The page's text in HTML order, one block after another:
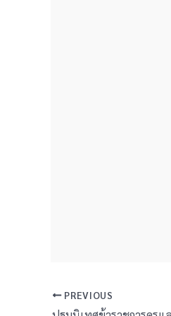
PREVIOUS